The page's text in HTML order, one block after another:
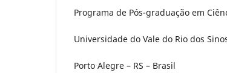
Programa de Pós-graduação em
Universidade do Vale do Rio dos
Porto Alegre – RS – Brasil